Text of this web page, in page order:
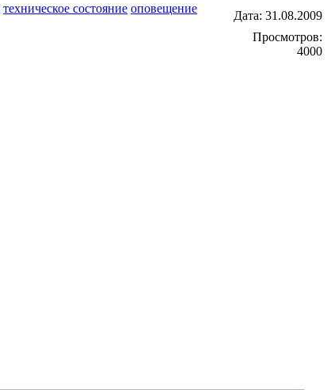
техническое состояние оповещение
Дата: 31.08.2009
Просмотров:
4000